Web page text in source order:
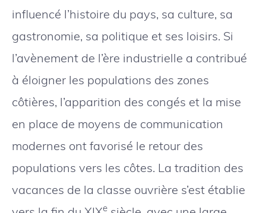
influencé l’histoire du pays, sa culture, sa
gastronomie, sa politique et ses loisirs. Si
l’avènement de l’ère industrielle a contribué
à éloigner les populations des zones
côtières, l’apparition des congés et la mise
en place de moyens de communication
modernes ont favorisé le retour des
populations vers les côtes. La tradition des
vacances de la classe ouvrière s’est établie
e